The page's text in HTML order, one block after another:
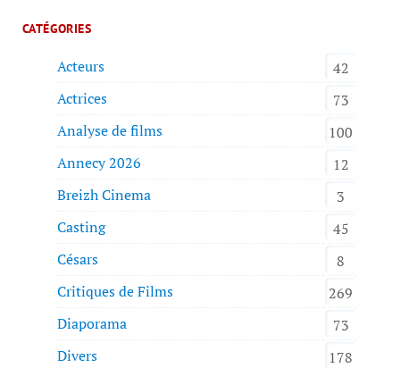
CATÉGORIES
Acteurs
42
Actrices
73
Analyse de films
100
Annecy 2026
12
Breizh Cinema
3
Casting
45
Césars
8
Critiques de Films
269
Diaporama
73
Divers
178